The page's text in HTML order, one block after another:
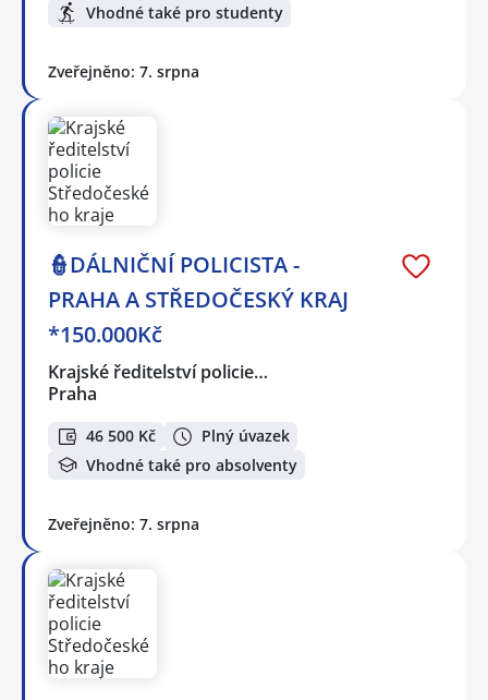
Vhodné také pro studenty
Zveřejněno: 7. srpna
👮DÁLNIČNÍ POLICISTA -
PRAHA A STŘEDOČESKÝ KRAJ
*150.000Kč
Krajské ředitelství policie…
Praha
46 500 Kč
Plný úvazek
Vhodné také pro absolventy
Zveřejněno: 7. srpna